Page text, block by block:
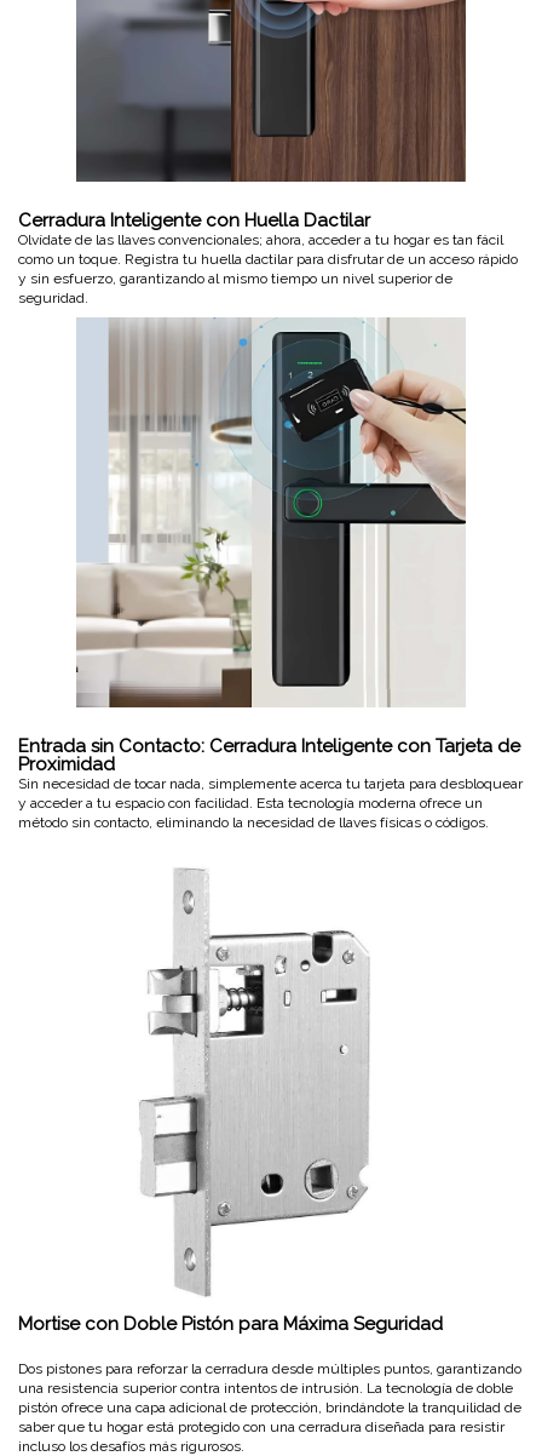
Cerradura Inteligente con Huella Dactilar
Olvídate de las llaves convencionales; ahora, acceder a tu hogar es tan fácil
como un toque. Registra tu huella dactilar para disfrutar de un acceso rápido
y sin esfuerzo, garantizando al mismo tiempo un nivel superior de
seguridad.
Entrada sin Contacto: Cerradura Inteligente con Tarjeta de
Proximidad
Sin necesidad de tocar nada, simplemente acerca tu tarjeta para desbloquear
y acceder a tu espacio con facilidad. Esta tecnología moderna ofrece un
método sin contacto, eliminando la necesidad de llaves físicas o códigos.
Mortise con Doble Pistón para Máxima Seguridad
Dos pistones para reforzar la cerradura desde múltiples puntos, garantizando
una resistencia superior contra intentos de intrusión. La tecnología de doble
pistón ofrece una capa adicional de protección, brindándote la tranquilidad de
saber que tu hogar está protegido con una cerradura diseñada para resistir
incluso los desafíos más rigurosos.